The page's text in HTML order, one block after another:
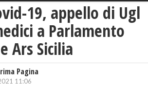
19, appello di Ugl
a Parlamento
Ars Sicilia
Pagina
11:06